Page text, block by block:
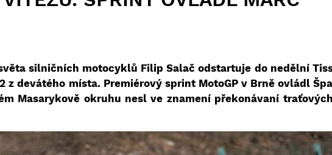
silničních motocyklů Filip Salač odstartuje do nedělní
z devátého místa. Premiérový sprint MotoGP v Brně ovládl
Masarykově okruhu nesl ve znamení překonávaní